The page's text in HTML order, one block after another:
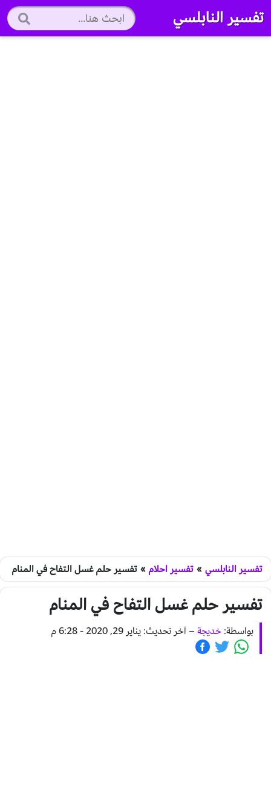
تفسير النابلسي
تفسير النابلسي » تفسير احلام » تفسير حلم غسل التفاح في المنام
تفسير حلم غسل التفاح في المنام
بواسطة: خديجة – آخر تحديث: يناير 29, 2020 - 6:28 م